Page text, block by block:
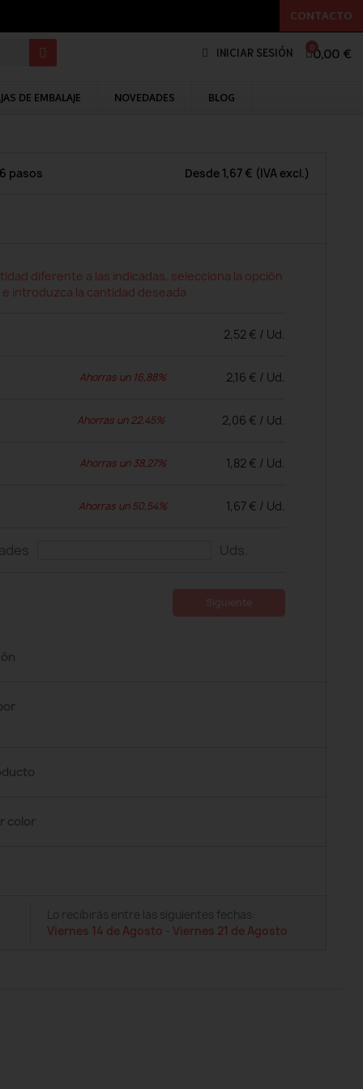
CONTACTO
INICIAR SESIÓN 0,00 €
DE EMBALAJE NOVEDADES BLOG
pasos Desde 1,67 € (IVA excl.)
diferente a las indicadas, selecciona la opción
introduzca la cantidad deseada
2,52 € / Ud.
Ahorras un 16,88% 2,16 € / Ud.
Ahorras un 22,45% 2,06 € / Ud.
Ahorras un 38,27% 1,82 € / Ud.
Ahorras un 50,54% 1,67 € / Ud.
Uds.
color
Lo recibirás entre las siguientes fechas:
Viernes 14 de Agosto - Viernes 21 de Agosto